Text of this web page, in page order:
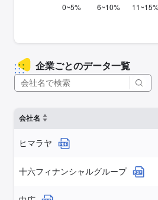
企業ごとのデータ一覧
会社名
ヒマラヤ
十六フィナンシャルグループ